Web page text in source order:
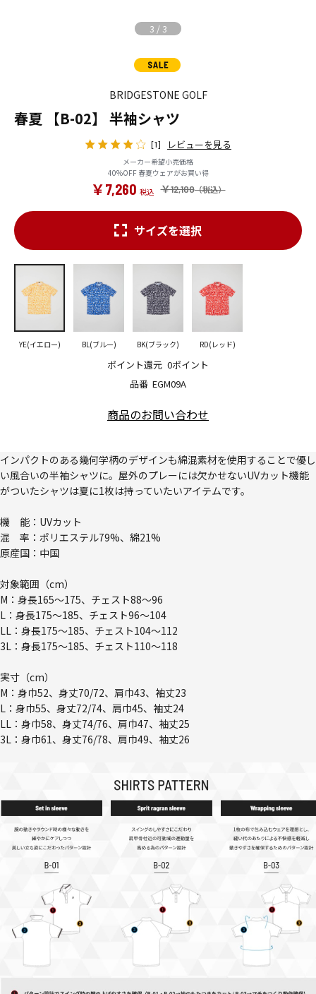
3 / 3
BRIDGESTONE GOLF
春夏 【B-02】 半袖シャツ
[1] レビューを見る
メーカー希望小売価格
40%OFF 春夏ウェアがお買い得
￥12,100
￥7,260
品番 EGM09A
ポイント還元 0ポイント
サイズを選択
YE(イエロー) BL(ブルー) BK(ブラック) RD(レッド)
商品のお問い合わせ
インパクトのある幾何学柄のデザインも綿混素材を使用することで優し
い風合いの半袖シャツに。屋外のプレーには欠かせないUVカット機能
がついたシャツは夏に1枚は持っていたいアイテムです。
機 能：UVカット
混 率：ポリエステル79%、綿21%
原産国：中国
対象範囲（cm）
M：身長165～175、チェスト88～96
L：身長175～185、チェスト96～104
LL：身長175～185、チェスト104～112
3L：身長175～185、チェスト110～118
実寸（cm）
M：身巾52、身丈70/72、肩巾43、袖丈23
L：身巾55、身丈72/74、肩巾45、袖丈24
LL：身巾58、身丈74/76、肩巾47、袖丈25
3L：身巾61、身丈76/78、肩巾49、袖丈26